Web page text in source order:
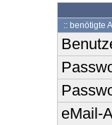
:: benötigte
eMail-